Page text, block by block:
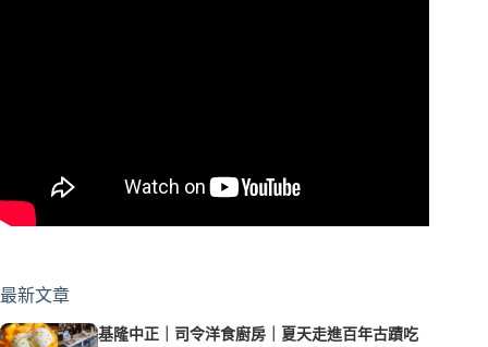
最新文章
基隆中正｜司令洋食廚房｜夏天走進百年古蹟吃